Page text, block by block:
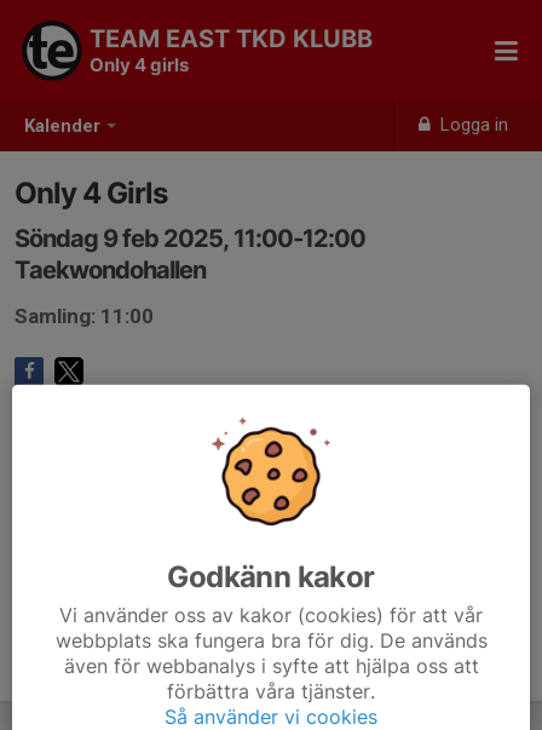
Kalender Logga in
TEAM EAST TKD KLUBB
Only 4 girls
Only 4 Girls
Söndag 9 feb 2025, 11:00-12:00
Taekwondohallen
Samling: 11:00
Godkänn kakor
Vi använder oss av kakor (cookies) för att vår
webbplats ska fungera bra för dig. De används
även för webbanalys i syfte att hjälpa oss att
förbättra våra tjänster.
Så använder vi cookies